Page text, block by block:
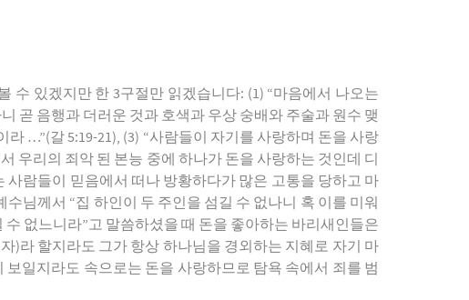
수 있겠지만 한 3구절만 읽겠습니다: (1) “마음에서 나오는
곧 음행과 더러운 것과 호색과 우상 숭배와 주술과 원수 맺
…”(갈 5:19-21), (3) “사람들이 자기를 사랑하며 돈을 사랑
우리의 죄악 된 본능 중에 하나가 돈을 사랑하는 것인데 디
람들이 믿음에서 떠나 방황하다가 많은 고통을 당하고 마
님께서 “집 하인이 두 주인을 섬길 수 없나니 혹 이를 미워
없느니라”고 말씀하셨을 때 돈을 좋아하는 바리새인들은
)라 할지라도 그가 항상 하나님을 경외하는 지혜로 자기 마
일지라도 속으로는 돈을 사랑하므로 탐욕 속에서 죄를 범